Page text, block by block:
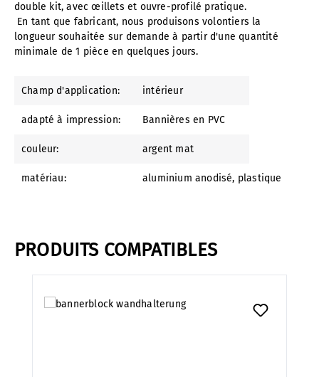
double kit, avec œillets et ouvre-profilé pratique.
En tant que fabricant, nous produisons volontiers la
longueur souhaitée sur demande à partir d'une quantité
minimale de 1 pièce en quelques jours.
Champ d'application: intérieur
adapté à impression: Bannières en PVC
couleur: argent mat
matériau: aluminium anodisé, plastique
PRODUITS COMPATIBLES